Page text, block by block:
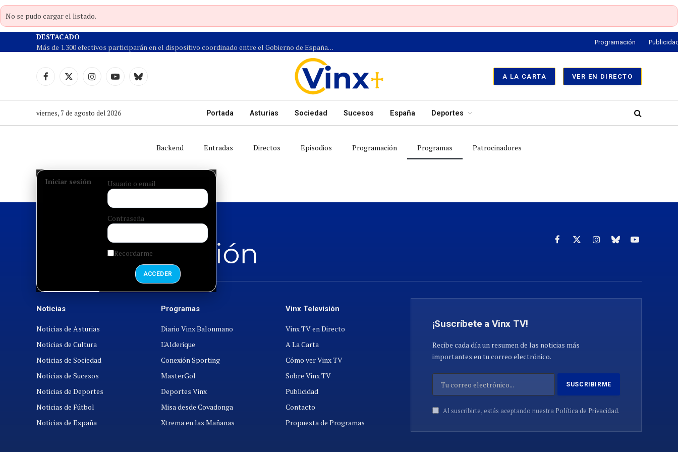
No se pudo cargar el listado.
DESTACADO
Más de 1.300 efectivos participarán en el dispositivo coordinado entre el Gobierno de España, el Principado de Asturias y los ayuntamientos para el eclipse del 12 de agosto
Programación
Facebook
X
InstagramYouTubeCielo
A LA CARTA VER EN DIRECTO
viernes, 7 de agosto del 2026 Portada Asturias Sociedad Sucesos España Deportes
Backend Entradas Directos Episodios Programación Programas Patrocinadores
Iniciar sesión Usuario o email
Contraseña
Recordarme
ACCEDER
Facebook
X
Instagram
Cielo YouTube
Noticias
Noticias de Asturias
Noticias de Cultura
Noticias de Sociedad
Noticias de Sucesos
Noticias de Deportes
Noticias de Fútbol
Noticias de España
Programas
Diario Vinx Balonmano
L'Alderique
Conexión Sporting
MasterGol
Deportes Vinx
Misa desde Covadonga
Xtrema en las Mañanas
Vinx Televisión
Vinx TV en Directo
A La Carta
Cómo ver Vinx TV
Sobre Vinx TV
Publicidad
Contacto
Propuesta de Programas
¡Suscríbete a Vinx TV!
Recibe cada día un resumen de las noticias más
importantes en tu correo electrónico.
Al suscribirte, estás aceptando nuestra Política de Privacidad.